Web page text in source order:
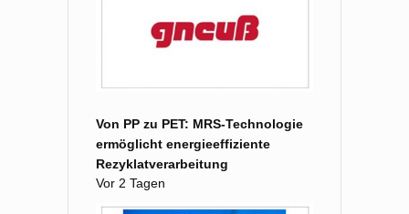
Von PP zu PET: MRS-Technologie
ermöglicht energieeffiziente
Rezyklatverarbeitung
Vor 2 Tagen